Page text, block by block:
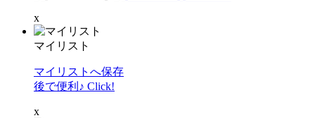
x
マイリスト
マイリストへ保存
後で便利♪ Click!
x